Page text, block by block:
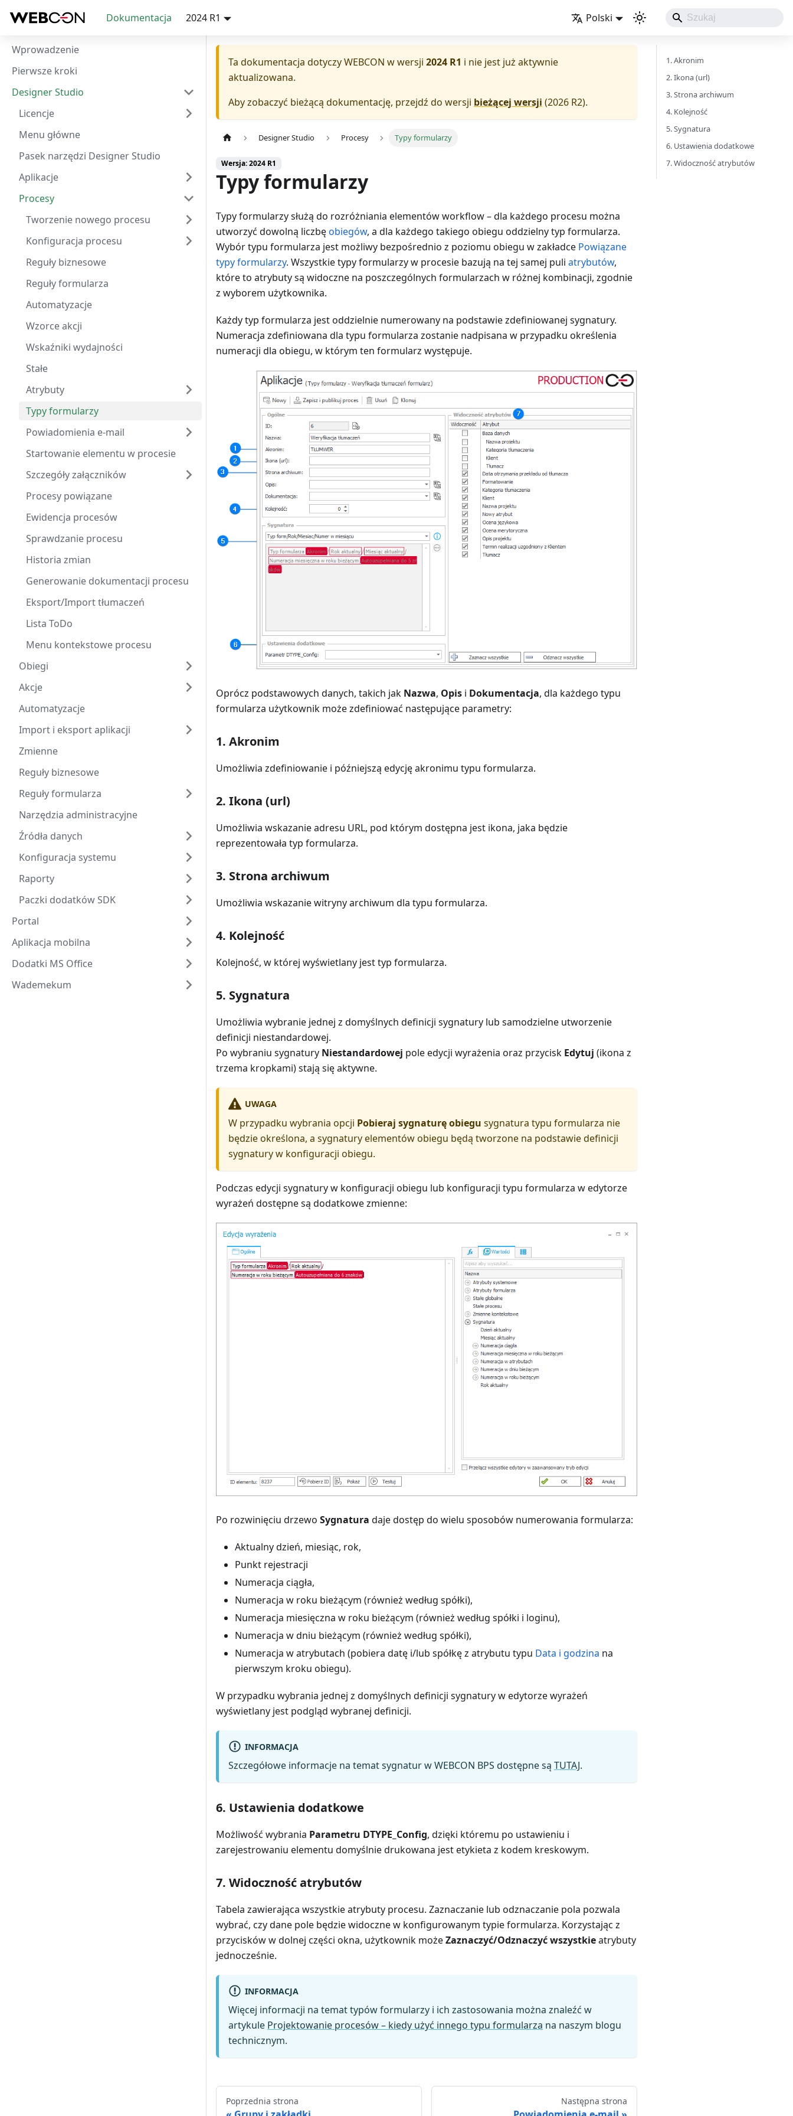
Dokumentacja 2024 R1 Polski
Wprowadzenie
Pierwsze kroki
Designer Studio
Licencje
Menu główne
Pasek narzędzi Designer Studio
Aplikacje
Procesy
Tworzenie nowego procesu
Konfiguracja procesu
Reguły biznesowe
Reguły formularza
Automatyzacje
Wzorce akcji
Wskaźniki wydajności
Stałe
Atrybuty
Typy formularzy
Powiadomienia e-mail
Startowanie elementu w procesie
Szczegóły załączników
Procesy powiązane
Ewidencja procesów
Sprawdzanie procesu
Historia zmian
Generowanie dokumentacji procesu
Eksport/Import tłumaczeń
Lista ToDo
Menu kontekstowe procesu
Obiegi
Akcje
Automatyzacje
Import i eksport aplikacji
Zmienne
Reguły biznesowe
Reguły formularza
Narzędzia administracyjne
Źródła danych
Konfiguracja systemu
Raporty
Paczki dodatków SDK
Portal
Aplikacja mobilna
Dodatki MS Office
Wademekum
Ta dokumentacja dotyczyWEBCON w wersji 2024 R1 i nie jest już aktywnie
aktualizowana.
Aby zobaczyć bieżącą dokumentację, przejdź do wersji bieżącej wersji (2026 R2).
Designer Studio Procesy Typy formularzy
Wersja: 2024 R1
Typy formularzy
Typy formularzy służą do rozróżniania elementów workflow – dla każdego procesu można
utworzyć dowolną liczbęobiegów, a dla każdego takiego obiegu oddzielny typ formularza.
Wybór typu formularza jest możliwy bezpośrednio z poziomu obiegu w zakładce Powiązane
typy formularzy. Wszystkie typy formularzy w procesie bazują na tej samej puli atrybutów,
które to atrybuty są widoczne na poszczególnych formularzach w różnej kombinacji, zgodnie
z wyborem użytkownika.
Każdy typ formularza jest oddzielnie numerowany na podstawie zdefiniowanej sygnatury.
Numeracja zdefiniowana dla typu formularza zostanie nadpisana w przypadku określenia
numeracji dla obiegu, w którym ten formularz występuje.
Oprócz podstawowych danych, takich jak Nazwa, Opis i Dokumentacja, dla każdego typu
formularza użytkownik może zdefiniować następujące parametry:
1. Akronim
Umożliwia zdefiniowanie i późniejszą edycję akronimu typu formularza.
2. Ikona (url)
Umożliwia wskazanie adresu URL, pod którym dostępna jest ikona, jaka będzie
reprezentowała typ formularza.
3. Strona archiwum
Umożliwia wskazanie witryny archiwum dla typu formularza.
4. Kolejność
Kolejność, w której wyświetlany jest typ formularza.
5. Sygnatura
Umożliwia wybranie jednej z domyślnych definicji sygnatury lub samodzielne utworzenie
definicji niestandardowej.
Po wybraniu sygnatury Niestandardowej pole edycji wyrażenia oraz przycisk Edytuj (ikona z
trzema kropkami) stają się aktywne.
UWAGA
W przypadku wybrania opcji Pobieraj sygnaturę obiegu sygnatura typu formularza nie
będzie określona, a sygnatury elementów obiegu będą tworzone na podstawie definicji
sygnatury w konfiguracji obiegu.
Podczas edycji sygnatury w konfiguracji obiegu lub konfiguracji typu formularza w edytorze
wyrażeń dostępne są dodatkowe zmienne:
Po rozwinięciu drzewo Sygnatura daje dostęp do wielu sposobów numerowania formularza:
Aktualny dzień, miesiąc, rok,
Punkt rejestracji
Numeracja ciągła,
Numeracja w roku bieżącym (również według spółki),
Numeracja miesięczna w roku bieżącym (również według spółki i loginu),
Numeracja w dniu bieżącym (również według spółki),
Numeracja w atrybutach (pobiera datę i/lub spółkę z atrybutu typu Data i godzina na
pierwszym kroku obiegu).
W przypadku wybrania jednej z domyślnych definicji sygnatury w edytorze wyrażeń
wyświetlany jest podgląd wybranej definicji.
INFORMACJA
Szczegółowe informacje na temat sygnatur w WEBCON BPS dostępne są TUTAJ.
6. Ustawienia dodatkowe
Możliwość wybrania Parametru DTYPE_Config, dzięki któremu po ustawieniu i
zarejestrowaniu elementu domyślnie drukowana jest etykieta z kodem kreskowym.
7. Widoczność atrybutów
Tabela zawierająca wszystkie atrybuty procesu. Zaznaczanie lub odznaczanie pola pozwala
wybrać, czy dane pole będzie widoczne w konfigurowanym typie formularza. Korzystając z
przycisków w dolnej części okna, użytkownik możeZaznaczyć/Odznaczyć wszystkieatrybuty
jednocześnie.
INFORMACJA
Więcej informacji na temat typów formularzy i ich zastosowania można znaleźć w
artykule Projektowanie procesów – kiedy użyć innego typu formularza na naszym blogu
technicznym.
Poprzednia strona Następna strona
1. Akronim
2. Ikona (url)
3. Strona archiwum
4. Kolejność
5. Sygnatura
6. Ustawienia dodatkowe
7. Widoczność atrybutów